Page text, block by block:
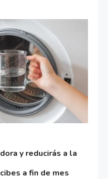
y reducirás a la
a fin de mes